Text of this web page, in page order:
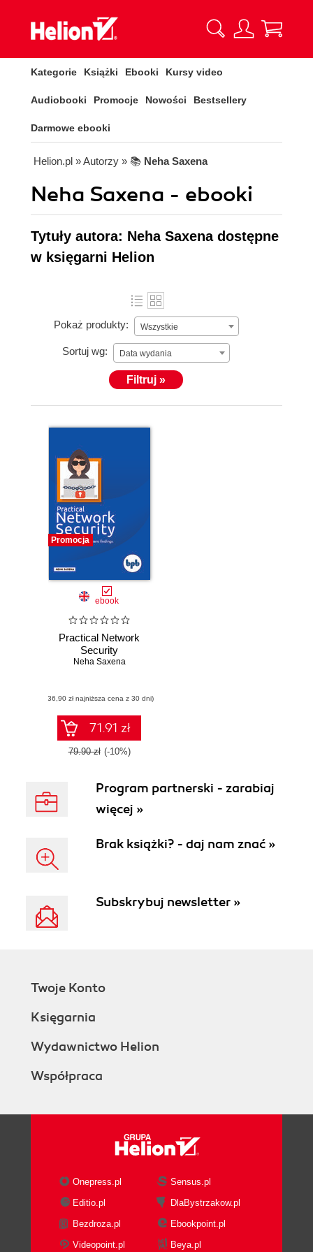
Kategorie Książki Ebooki Kursy video
Audiobooki Promocje Nowości Bestsellery
Darmowe ebooki
Helion.pl » Autorzy » 📚 Neha Saxena
Neha Saxena - ebooki
Tytuły autora: Neha Saxena dostępne
w księgarni Helion
Pokaż produkty: Wszystkie
Sortuj wg: Data wydania
Filtruj »
Promocja
ebook
Practical Network
Security
Neha Saxena
(36,90 zł najniższa cena z 30 dni)
71.91 zł
79.90 zł (-10%)
Program partnerski - zarabiaj
więcej »
Brak książki? - daj nam znać »
Subskrybuj newsletter »
Twoje Konto
Księgarnia
Wydawnictwo Helion
Współpraca
Onepress.pl
Sensus.pl
Editio.pl
DlaBystrzakow.pl
Bezdroza.pl
Ebookpoint.pl
Videopoint.pl
Beya.pl